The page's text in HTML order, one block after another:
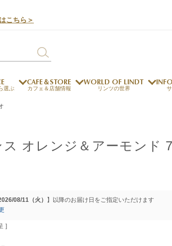
こちら＞
エクセレンス プラリネ クレマジ
選ぶ
CAFE＆STORE
カフェ＆店舗情報
採用情報 My Lindt Club
WORLD OF LINDT
リンツの世界
チョコレートとワイン
ロジャーフェデ
オレンジ＆アーモンド
08/11（火）
】以降のお届け日をご指定いただけます
]